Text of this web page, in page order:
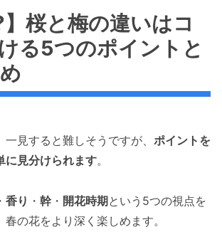
】桜と梅の違いはコ
る5つのポイントと
見すると難しそうですが、 ポイントを
に見分けられます。
・ 香り ・ 幹 ・ 開花時期という5つの視点を
の花をより深く楽しめます。